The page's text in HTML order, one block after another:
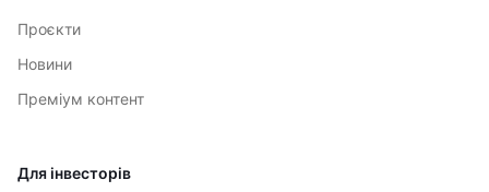
Проєкти
Новини
Преміум контент
Для інвесторів